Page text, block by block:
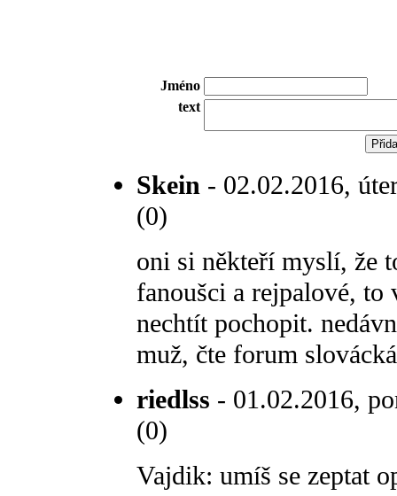
Jméno
text
Skein - 02.02.2016,
(0)
oni si někteří myslí, že
fanoušci a rejpalové, to
nechtít pochopit.
muž, čte forum
riedlss - 01.02.2016,
(0)
Vajdik: umíš se zeptat